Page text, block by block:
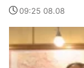
09:25 08.08